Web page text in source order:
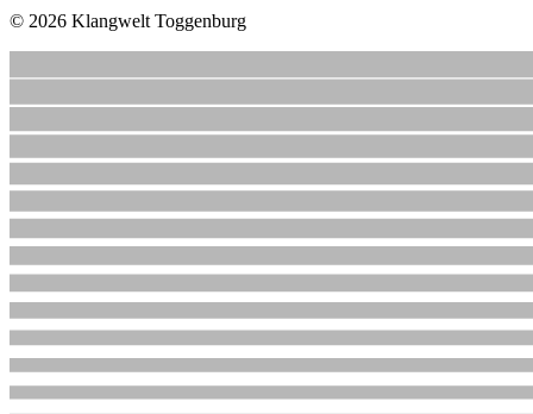
© 2026 Klangwelt Toggenburg